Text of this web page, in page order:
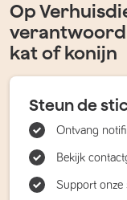
Op
verantwoord
kat of konijn
Steun de
Ontvang
Bekijk
Support onze